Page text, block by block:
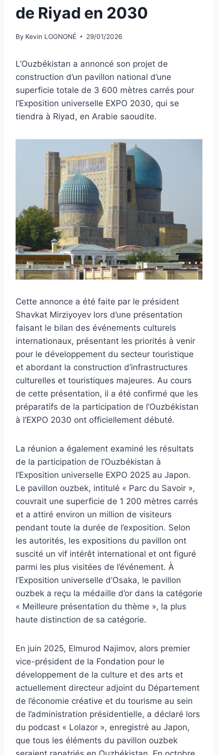
de Riyad en 2030
By Kevin LOGNONÉ 29/01/2026
L’Ouzbékistan a annoncé son projet de
construction d’un pavillon national d’une
superficie totale de 3 600 mètres carrés pour
l’Exposition universelle EXPO 2030, qui se
tiendra à Riyad, en Arabie saoudite.
Cette annonce a été faite par le président
Shavkat Mirziyoyev lors d’une présentation
faisant le bilan des événements culturels
internationaux, présentant les priorités à venir
pour le développement du secteur touristique
et abordant la construction d’infrastructures
culturelles et touristiques majeures. Au cours
de cette présentation, il a été confirmé que les
préparatifs de la participation de l’Ouzbékistan
à l’EXPO 2030 ont officiellement débuté.
La réunion a également examiné les résultats
de la participation de l’Ouzbékistan à
l’Exposition universelle EXPO 2025 au Japon.
Le pavillon ouzbek, intitulé « Parc du Savoir »,
couvrait une superficie de 1 200 mètres carrés
et a attiré environ un million de visiteurs
pendant toute la durée de l’exposition. Selon
les autorités, les expositions du pavillon ont
suscité un vif intérêt international et ont figuré
parmi les plus visitées de l’événement. À
l’Exposition universelle d’Osaka, le pavillon
ouzbek a reçu la médaille d’or dans la catégorie
« Meilleure présentation du thème », la plus
haute distinction de sa catégorie.
En juin 2025, Elmurod Najimov, alors premier
vice-président de la Fondation pour le
développement de la culture et des arts et
actuellement directeur adjoint du Département
de l’économie créative et du tourisme au sein
de l’administration présidentielle, a déclaré lors
du podcast « Lolazor », enregistré au Japon,
que tous les éléments du pavillon ouzbek